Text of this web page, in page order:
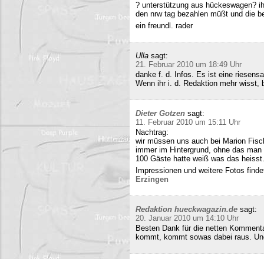
? unterstützung aus hückeswagen?
den nrw tag bezahlen müßt und die
ein freundl. rader
Ulla sagt:
21. Februar 2010 um 18:49 Uhr
danke f. d. Infos. Es ist eine
Wenn ihr i. d. Redaktion mehr wisst,
Dieter Gotzen sagt:
11. Februar 2010 um 15:11 Uhr
Nachtrag:
wir müssen uns auch bei Marion
immer im Hintergrund, ohne das
100 Gäste hatte weiß was das heisst.
Impressionen und weitere Fotos
Erzingen
Redaktion hueckwagazin.de sagt:
20. Januar 2010 um 14:10 Uhr
Besten Dank für die netten
kommt, kommt sowas dabei raus.